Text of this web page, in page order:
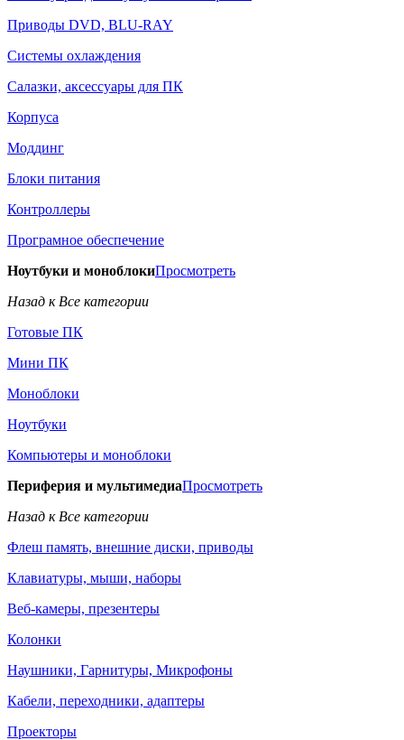
Приводы DVD, BLU-RAY
Системы охлаждения
Салазки, аксессуары для ПК
Корпуса
Моддинг
Блоки питания
Контроллеры
Програмное обеспечение
Ноутбуки и моноблокиПросмотреть
Назад к Все категории
Готовые ПК
Мини ПК
Моноблоки
Ноутбуки
Компьютеры и моноблоки
Периферия и мультимедиаПросмотреть
Назад к Все категории
Флеш память, внешние диски, приводы
Клавиатуры, мыши, наборы
Веб-камеры, презентеры
Колонки
Наушники, Гарнитуры, Микрофоны
Кабели, переходники, адаптеры
Проекторы